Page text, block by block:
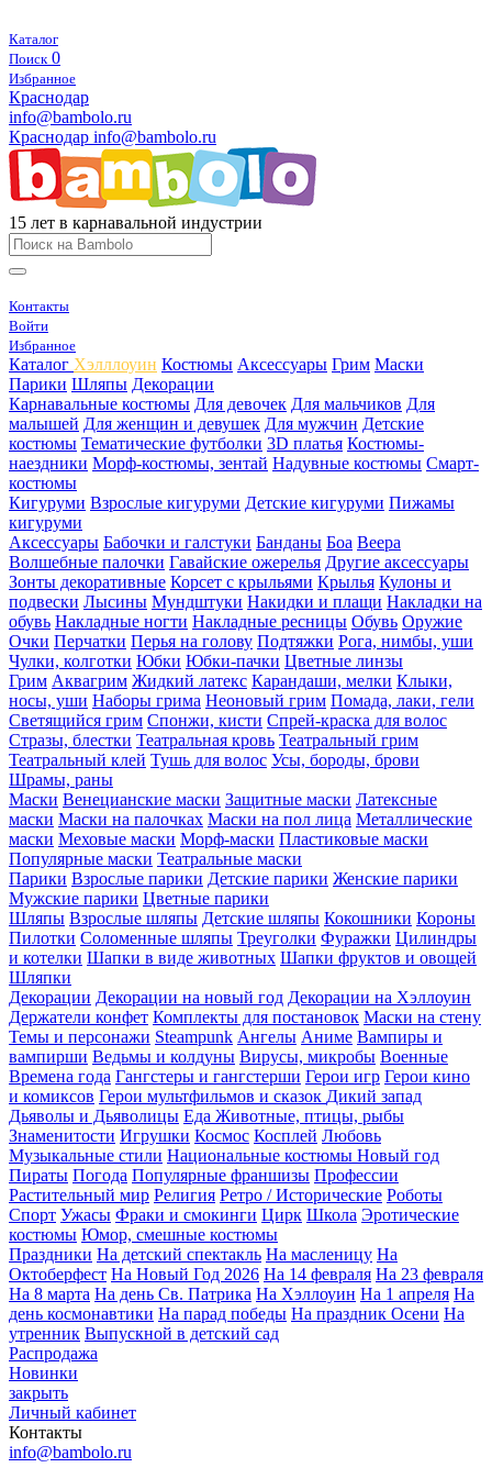
Каталог
Поиск 0
Избранное
Краснодар
info@bambolo.ru
Краснодар info@bambolo.ru
15 лет в карнавальной индустрии
Контакты
Войти
Избранное
Каталог Хэлллоуин Костюмы Аксессуары Грим Маски
Парики Шляпы Декорации
Карнавальные костюмы Для девочек Для мальчиков Для
малышей Для женщин и девушек Для мужчин Детские
костюмы Тематические футболки 3D платья Костюмы-
наездники Морф-костюмы, зентай Надувные костюмы Смарт-
костюмы
Кигуруми Взрослые кигуруми Детские кигуруми Пижамы
кигуруми
Аксессуары Бабочки и галстуки Банданы Боа Веера
Волшебные палочки Гавайские ожерелья Другие аксессуары
Зонты декоративные Корсет с крыльями Крылья Кулоны и
подвески Лысины Мундштуки Накидки и плащи Накладки на
обувь Накладные ногти Накладные ресницы Обувь Оружие
Очки Перчатки Перья на голову Подтяжки Рога, нимбы, уши
Чулки, колготки Юбки Юбки-пачки Цветные линзы
Грим Аквагрим Жидкий латекс Карандаши, мелки Клыки,
носы, уши Наборы грима Неоновый грим Помада, лаки, гели
Светящийся грим Спонжи, кисти Спрей-краска для волос
Стразы, блестки Театральная кровь Театральный грим
Театральный клей Тушь для волос Усы, бороды, брови
Шрамы, раны
Маски Венецианские маски Защитные маски Латексные
маски Маски на палочках Маски на пол лица Металлические
маски Меховые маски Морф-маски Пластиковые маски
Популярные маски Театральные маски
Парики Взрослые парики Детские парики Женские парики
Мужские парики Цветные парики
Шляпы Взрослые шляпы Детские шляпы Кокошники Короны
Пилотки Соломенные шляпы Треуголки Фуражки Цилиндры
и котелки Шапки в виде животных Шапки фруктов и овощей
Шляпки
Декорации Декорации на новый год Декорации на Хэллоуин
Держатели конфет Комплекты для постановок Маски на стену
Темы и персонажи Steampunk Ангелы Аниме Вампиры и
вампирши Ведьмы и колдуны Вирусы, микробы Военные
Времена года Гангстеры и гангстерши Герои игр Герои кино
и комиксов Герои мультфильмов и сказок Дикий запад
Дьяволы и Дьяволицы Еда Животные, птицы, рыбы
Знаменитости Игрушки Космос Косплей Любовь
Музыкальные стили Национальные костюмы Новый год
Пираты Погода Популярные франшизы Профессии
Растительный мир Религия Ретро / Исторические Роботы
Спорт Ужасы Фраки и смокинги Цирк Школа Эротические
костюмы Юмор, смешные костюмы
Праздники На детский спектакль На масленицу На
Октоберфест На Новый Год 2026 На 14 февраля На 23 февраля
На 8 марта На день Св. Патрика На Хэллоуин На 1 апреля На
день космонавтики На парад победы На праздник Осени На
утренник Выпускной в детский сад
Распродажа
Новинки
закрыть
Личный кабинет
Контакты
info@bambolo.ru